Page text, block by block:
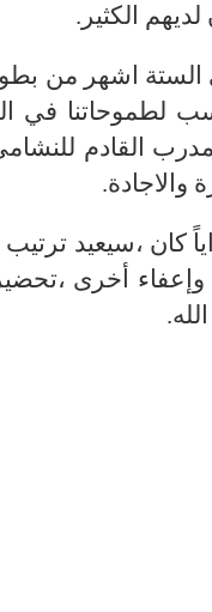
الكثير.
الستة اشهر من
لطموحاتنا في
القادم
كان ،سيعيد
أخرى